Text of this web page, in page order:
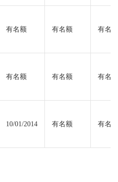
有名额 有名额 有名额
有名额 有名额 有名额
10/01/2014 有名额 有名额